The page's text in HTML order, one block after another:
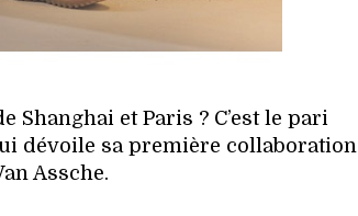
Shanghai et Paris ? C’est le pari
dévoile sa première collaboration
Assche.